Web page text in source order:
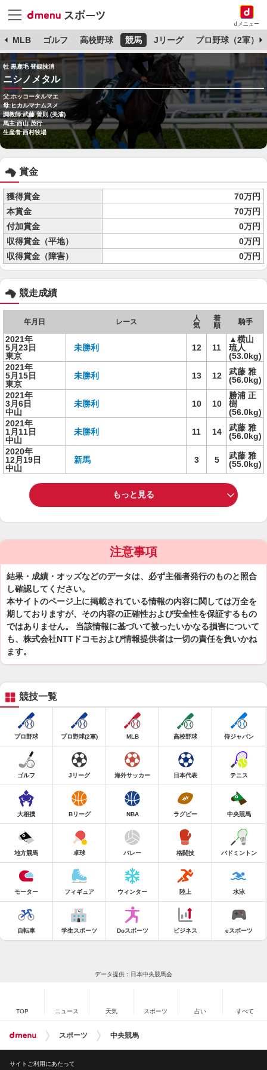
dメニュー
MLB ゴルフ 高校野球 競馬 Jリーグ プロ野球（2軍）
牡 黒鹿毛 登録抹消
ニシノメタル
父:ホッコータルマエ
母:ヒカルマナムスメ
調教師:武藤 善則 (美浦)
馬主:西山 茂行
生産者:西村牧場
賞金
獲得賞金
70万円
本賞金
70万円
付加賞金
0万円
収得賞金（平地）
0万円
収得賞金（障害）
0万円
競走成績
年月日 レース
人
気
着
順
騎手
2021年
5月23日
東京
未勝利 12 11
▲横山
琉人
(53.0kg)
2021年
5月15日
東京
未勝利 13 12
武藤 雅
(56.0kg)
2021年
3月6日
中山
未勝利 10 10
勝浦 正
樹
(56.0kg)
2021年
1月11日
中山
未勝利 11 14
武藤 雅
(56.0kg)
2020年
12月19日
中山
新馬 3 5
武藤 雅
(55.0kg)
もっと見る
注意事項
結果・成績・オッズなどのデータは、必ず主催者発行のものと照合
し確認してください。
本サイトのページ上に掲載されている情報の内容に関しては万全を
期しておりますが、その内容の正確性および安全性を保証するもの
ではありません。 当該情報に基づいて被ったいかなる損害について
も、株式会社NTTドコモおよび情報提供者は一切の責任を負いかね
ます。
競技一覧
プロ野球 プロ野球(2軍) MLB 高校野球 侍ジャパン
ゴルフ Jリーグ 海外サッカー 日本代表 テニス
大相撲 Bリーグ NBA ラグビー 中央競馬
地方競馬 卓球 バレー 格闘技 バドミントン
モーター フィギュア ウィンター 陸上 水泳
自転車 学生スポーツ Doスポーツ ビジネス eスポーツ
データ提供：日本中央競馬会
TOP ニュース 天気 スポーツ 占い すべて
スポーツ 中央競馬
サイトご利用にあたって